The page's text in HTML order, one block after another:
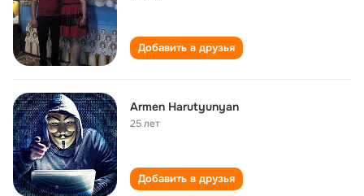
Добавить в друзья
Armen Harutyunyan
25 лет
Добавить в друзья